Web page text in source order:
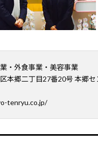
・外食事業・美容事業
本郷二丁目27番20号 本郷セ
tenryu.co.jp/